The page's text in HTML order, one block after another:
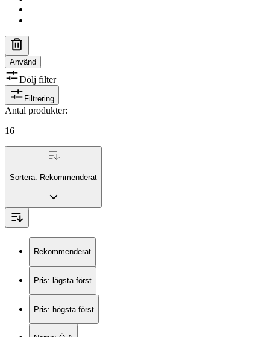
Använd
Dölj filter
Filtrering
Antal produkter:
16
Sortera: Rekommenderat
Rekommenderat
Pris: lägsta först
Pris: högsta först